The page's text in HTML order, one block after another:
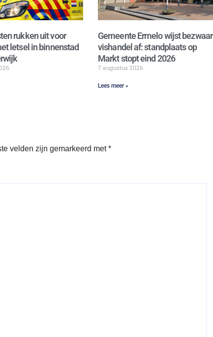
rukken uit voor
letsel in binnenstad
Gemeente Ermelo wijst bezwaar
vishandel af: standplaats op
Markt stopt eind 2026
7 augustus 2026
Lees meer »
velden zijn gemarkeerd met*